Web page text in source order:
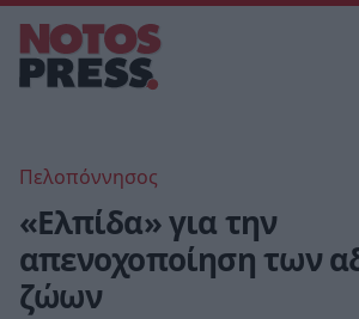
Πελοπόννησος
«Ελπίδα» για την
απενοχοποίηση των
ζώων